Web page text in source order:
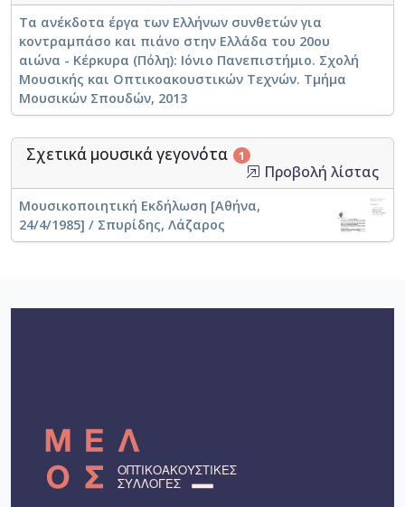
Τα ανέκδοτα έργα των Ελλήνων συνθετών για
κοντραμπάσο και πιάνο στην Ελλάδα του 20ου
αιώνα - Κέρκυρα (Πόλη): Ιόνιο Πανεπιστήμιο. Σχολή
Μουσικής και Οπτικοακουστικών Τεχνών. Τμήμα
Μουσικών Σπουδών, 2013
Σχετικά μουσικά γεγονότα 1
Προβολή λίστας
Μουσικοποιητική Εκδήλωση [Αθήνα,
24/4/1985] / Σπυρίδης, Λάζαρος